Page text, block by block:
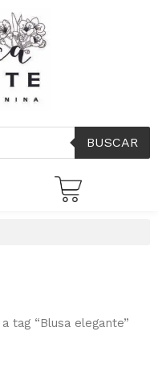
BUSCAR
tag “Blusa elegante”
por
mais
recente